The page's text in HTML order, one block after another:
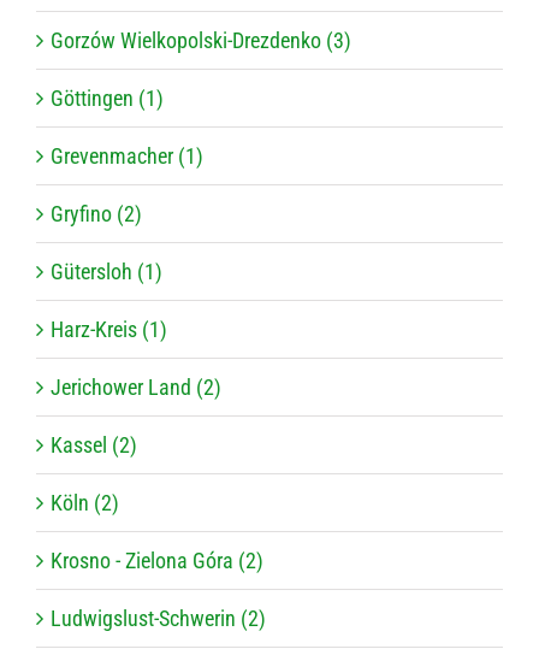
Gorzów Wielkopolski-Drezdenko (3)
Göttingen (1)
Grevenmacher (1)
Gryfino (2)
Gütersloh (1)
Harz-Kreis (1)
Jerichower Land (2)
Kassel (2)
Köln (2)
Krosno - Zielona Góra (2)
Ludwigslust-Schwerin (2)